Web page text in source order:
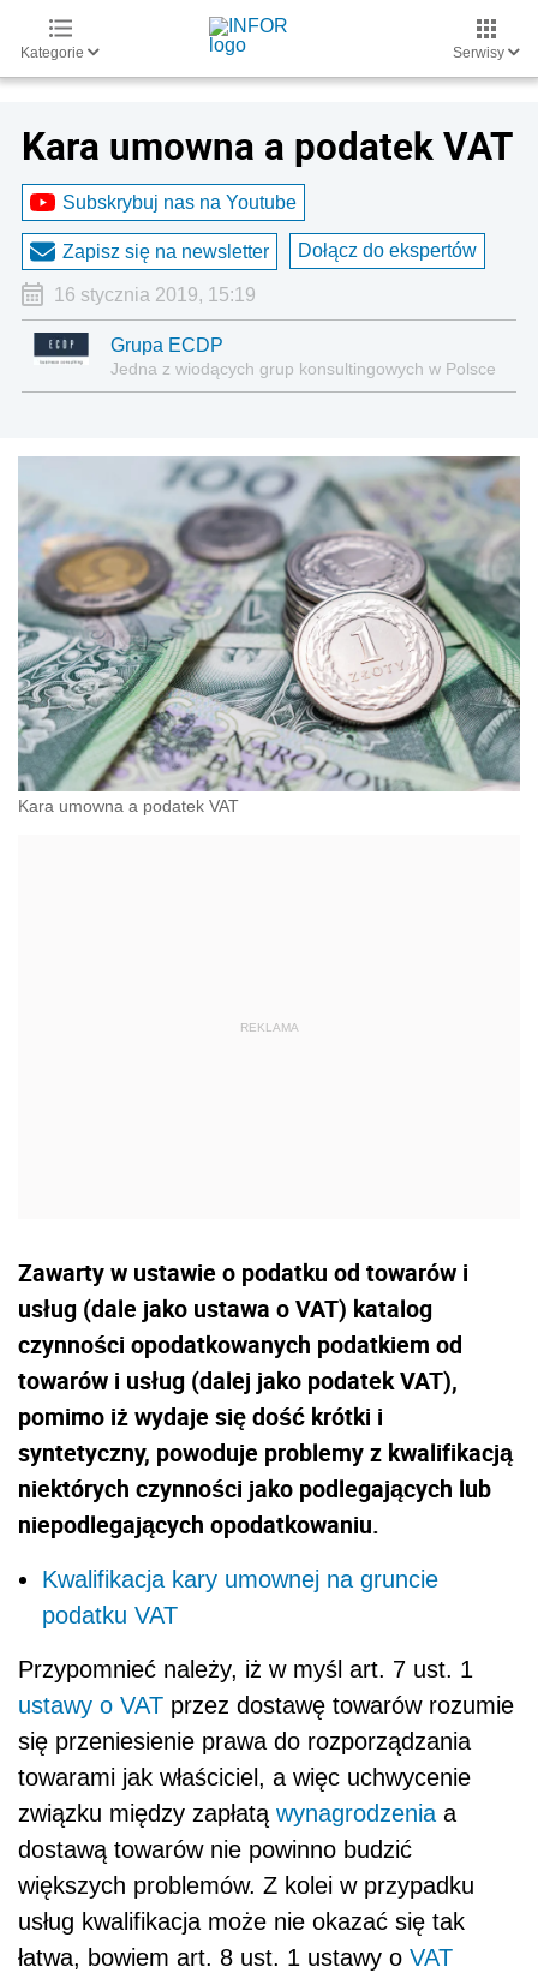
Kategorie Serwisy
Kara umowna a podatek VAT
Subskrybuj nas na Youtube
Zapisz się na newsletter Dołącz do ekspertów
16 stycznia 2019, 15:19
Grupa ECDP
Jedna z wiodących grup konsultingowych w Polsce
Kara umowna a podatek VAT
Zawarty w ustawie o podatku od towarów i
usług (dale jako ustawa o VAT) katalog
czynności opodatkowanych podatkiem od
towarów i usług (dalej jako podatek VAT),
pomimo iż wydaje się dość krótki i
syntetyczny, powoduje problemy z kwalifikacją
niektórych czynności jako podlegających lub
niepodlegających opodatkowaniu.
Kwalifikacja kary umownej na gruncie
podatku VAT
Przypomnieć należy, iż w myśl art. 7 ust. 1
ustawy o VAT przez dostawę towarów rozumie
się przeniesienie prawa do rozporządzania
towarami jak właściciel, a więc uchwycenie
związku między zapłatą wynagrodzenia a
dostawą towarów nie powinno budzić
większych problemów. Z kolei w przypadku
usług kwalifikacja może nie okazać się tak
łatwa, bowiem art. 8 ust. 1 ustawy o VAT